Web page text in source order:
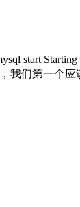
Starting
们第一个应